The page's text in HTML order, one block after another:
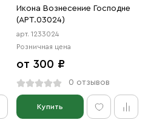
Икона Вознесение Господне
(АРТ.03024)
арт. 1233024
Розничная цена
от 300 ₽
0 отзывов
Купить